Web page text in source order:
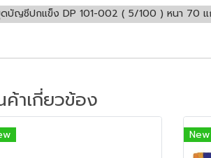
บัญชีปกแข็ง DP 101-002 ( 5/100 ) หนา 70 แ
าเกี่ยวข้อง
New